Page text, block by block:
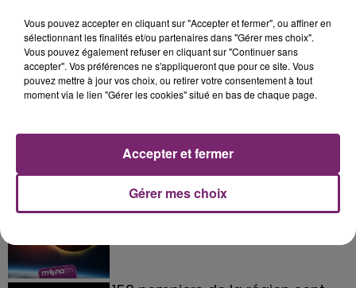
La Bulle - Guinguette éphémère
de Frelinghien !
éclipse solaire du 12 Août 2026
Vous pouvez accepter en cliquant sur "Accepter et fermer", ou affiner en
sélectionnant les finalités et/ou partenaires dans "Gérer mes choix".
Vous pouvez également refuser en cliquant sur "Continuer sans
accepter". Vos préférences ne s'appliqueront que pour ce site. Vous
pouvez mettre à jour vos choix, ou retirer votre consentement à tout
moment via le lien "Gérer les cookies" situé en bas de chaque page.
Gérer mes choix
Accepter et fermer